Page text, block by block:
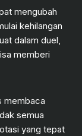
mengubah
kehilangan
dalam duel,
memberi
membaca
semua
yang tepat